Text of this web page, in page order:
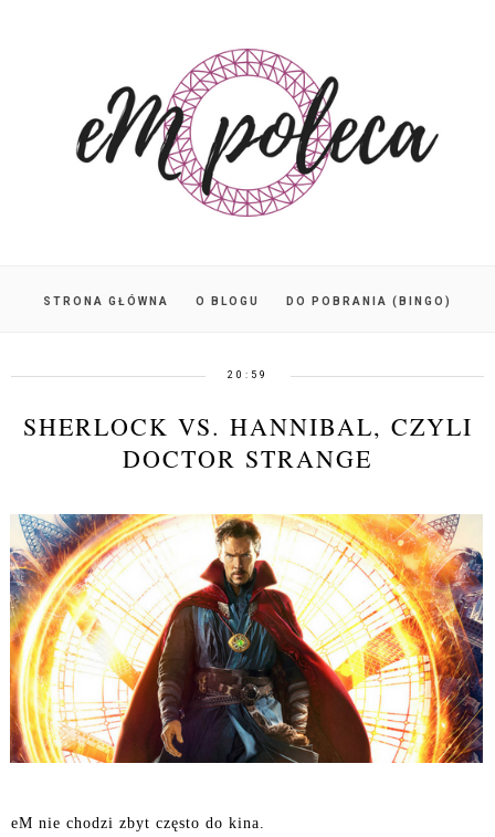
STRONA GŁÓWNA O BLOGU DO POBRANIA (BINGO)
20:59
SHERLOCK VS. HANNIBAL, CZYLI
DOCTOR STRANGE
eM nie chodzi zbyt często do kina.